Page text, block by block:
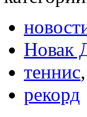
Новак
теннис,
рекорд